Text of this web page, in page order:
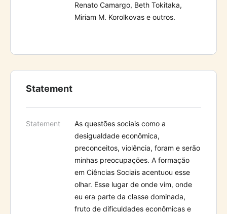
Renato Camargo, Beth Tokitaka,
Miriam M. Korolkovas e outros.
Statement
Statement As questões sociais como a
desigualdade econômica,
preconceitos, violência, foram e serão
minhas preocupações. A formação
em Ciências Sociais acentuou esse
olhar. Esse lugar de onde vim, onde
eu era parte da classe dominada,
fruto de dificuldades econômicas e